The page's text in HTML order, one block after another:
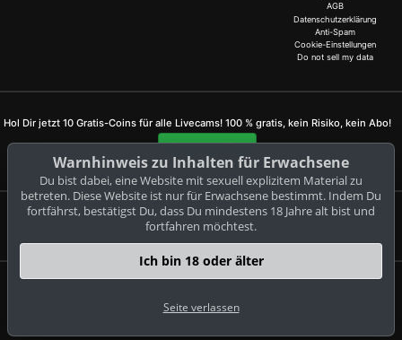
AGB
Datenschutzerklärung
Anti-Spam
Cookie-Einstellungen
Do not sell my data
Hol Dir jetzt 10 Gratis-Coins für alle Livecams! 100 % gratis, kein Risiko, kein Abo!
Jetzt anmelden
Beschwerden und Entfernung von Inhalten
GEONDA GmbH Zimbagasse 1 A-1140 Wien
Warnhinweis zu Inhalten für Erwachsene
Du bist dabei, eine Website mit sexuell explizitem Material zu
betreten. Diese Website ist nur für Erwachsene bestimmt. Indem Du
fortfährst, bestätigst Du, dass Du mindestens 18 Jahre alt bist und
fortfahren möchtest.
Ich bin 18 oder älter
Seite verlassen